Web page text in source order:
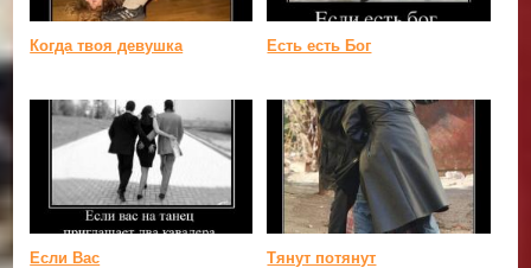
Когда твоя девушка Есть есть Бог
Если Вас Тянут потянут